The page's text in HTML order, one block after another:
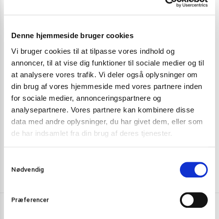
Denne hjemmeside bruger cookies
Vi bruger cookies til at tilpasse vores indhold og
annoncer, til at vise dig funktioner til sociale medier og til
at analysere vores trafik. Vi deler også oplysninger om
din brug af vores hjemmeside med vores partnere inden
for sociale medier, annonceringspartnere og
analysepartnere. Vores partnere kan kombinere disse
data med andre oplysninger, du har givet dem, eller som
de har indsamlet fra din brug af deres tjenester.
Nødvendig
Præferencer
SESAMFRØ
Cock Brand sorte sesamfrø 227 g
29,00kr.
Tilføj til kurv
KRYDDERIER
TRS Paprika
18,00